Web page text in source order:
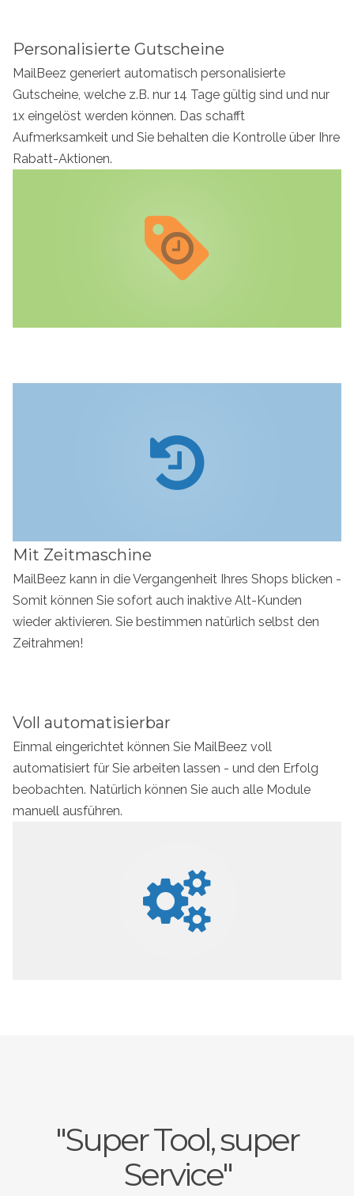
Personalisierte Gutscheine
MailBeez generiert automatisch personalisierte
Gutscheine, welche z.B. nur 14 Tage gültig sind und nur
1x eingelöst werden können. Das schafft
Aufmerksamkeit und Sie behalten die Kontrolle über Ihre
Rabatt-Aktionen.
Mit Zeitmaschine
MailBeez kann in die Vergangenheit Ihres Shops blicken -
Somit können Sie sofort auch inaktive Alt-Kunden
wieder aktivieren. Sie bestimmen natürlich selbst den
Zeitrahmen!
Voll automatisierbar
Einmal eingerichtet können Sie MailBeez voll
automatisiert für Sie arbeiten lassen - und den Erfolg
beobachten. Natürlich können Sie auch alle Module
manuell ausführen.
"Super Tool, super
Service"